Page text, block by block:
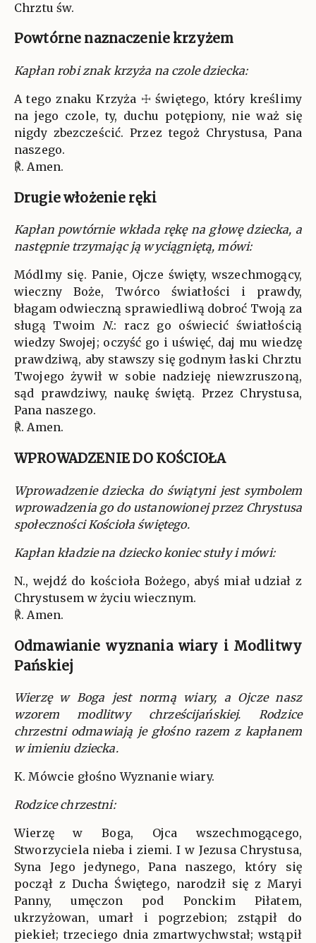
Chrztu św.
Powtórne naznaczenie krzyżem
Kapłan robi znak krzyża na czole dziecka:
A tego znaku Krzyża ☩ świętego, który kreślimy
na jego czole, ty, duchu potępiony, nie waż się
nigdy zbezcześcić. Przez tegoż Chrystusa, Pana
naszego.
℟. Amen.
Drugie włożenie ręki
Kapłan powtórnie wkłada rękę na głowę dziecka, a
następnie trzymając ją wyciągniętą, mówi:
Módlmy się. Panie, Ojcze święty, wszechmogący,
wieczny Boże, Twórco światłości i prawdy,
błagam odwieczną sprawiedliwą dobroć Twoją za
sługą Twoim N.: racz go oświecić światłością
wiedzy Swojej; oczyść go i uświęć, daj mu wiedzę
prawdziwą, aby stawszy się godnym łaski Chrztu
Twojego żywił w sobie nadzieję niewzruszoną,
sąd prawdziwy, naukę świętą. Przez Chrystusa,
Pana naszego.
℟. Amen.
WPROWADZENIE DO KOŚCIOŁA
Wprowadzenie dziecka do świątyni jest symbolem
wprowadzenia go do ustanowionej przez Chrystusa
społeczności Kościoła świętego.
Kapłan kładzie na dziecko koniec stuły i mówi:
N., wejdź do kościoła Bożego, abyś miał udział z
Chrystusem w życiu wiecznym.
℟. Amen.
Odmawianie wyznania wiary i Modlitwy
Pańskiej
Wierzę w Boga jest normą wiary, a Ojcze nasz
wzorem modlitwy chrześcijańskiej. Rodzice
chrzestni odmawiają je głośno razem z kapłanem
w imieniu dziecka.
K. Mówcie głośno Wyznanie wiary.
Rodzice chrzestni:
Wierzę w Boga, Ojca wszechmogącego,
Stworzyciela nieba i ziemi. I w Jezusa Chrystusa,
Syna Jego jedynego, Pana naszego, który się
począł z Ducha Świętego, narodził się z Maryi
Panny, umęczon pod Ponckim Piłatem,
ukrzyżowan, umarł i pogrzebion; zstąpił do
piekieł; trzeciego dnia zmartwychwstał; wstąpił